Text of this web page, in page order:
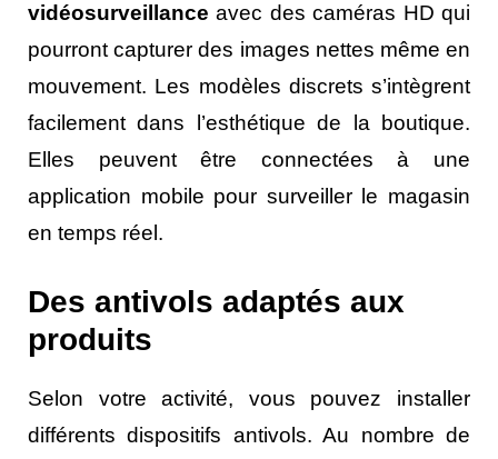
vidéosurveillance avec des caméras HD qui
pourront capturer des images nettes même en
mouvement. Les modèles discrets s’intègrent
facilement dans l’esthétique de la boutique.
Elles peuvent être connectées à une
application mobile pour surveiller le magasin
en temps réel.
Des antivols adaptés aux
produits
Selon votre activité, vous pouvez installer
différents dispositifs antivols. Au nombre de